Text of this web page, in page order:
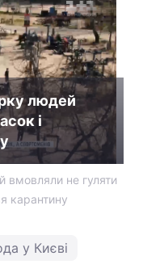
людей
і
вмовляли не гуляти
карантину
у Києві